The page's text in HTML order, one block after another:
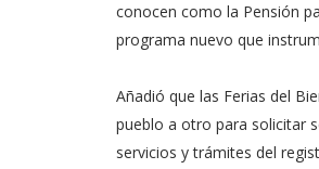
conocen como la Pensión
programa nuevo que
Añadió que las Ferias del
pueblo a otro para solicitar
servicios y trámites del